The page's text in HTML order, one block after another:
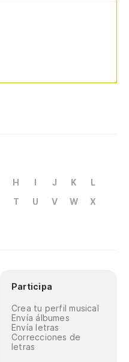
H I J K
L
T U V W
X
Participa
Crea tu perfil musical
Envía álbumes
Envía letras
Correcciones de
letras